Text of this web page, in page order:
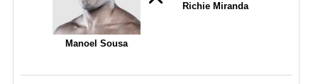
Manoel Sousa
Richie Miranda